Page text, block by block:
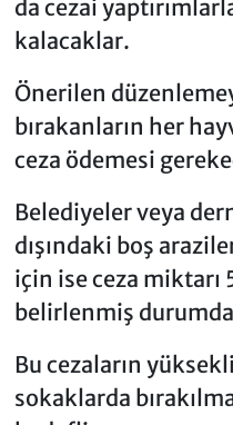
da cezai
kalacaklar.
Önerilen
bırakanların her
ceza ödemesi
Belediyeler veya
dışındaki boş
için ise ceza
belirlenmiş
Bu cezaların
sokaklarda